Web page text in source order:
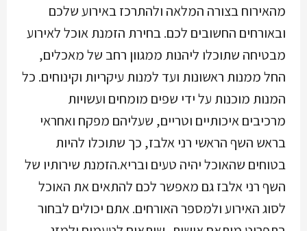
מהאירוח בצורה המלאה ולהתרכז באירוע שלכם
ובאורחים החשובים לכם. בחירת הזמנת אוכל לאירוע
מבטיחה שתוכלו ליהנות ממגוון רחב של מאכלים,
החל ממנות ראשונות ועד למנות עיקריות וקינוחים. כל
המנות מוכנות על ידי שפים מומחים ועשויות
מרכיבים איכותיים וטריים, שעליהם מפקח ואחראי
בראש השף הראשי רני אלבז, כך שתוכלו להיות
בטוחים שהאוכל יהיה טעים ובריא.הזמנת שירותיו של
השף רני אלבז גם מאפשר לכם להתאים את האוכל
לסוג האירוע ולמספר האורחים. אתם יכולים לבחור